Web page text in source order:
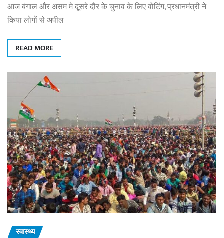
आज बंगाल और असम मे दूसरे दौर के चुनाव के लिए वोटिंग, प्रधानमंत्री ने
किया लोगों से अपील
READ MORE
स्वास्थ्य